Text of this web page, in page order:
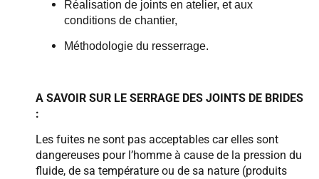
Réalisation de joints en atelier, et aux
conditions de chantier,
Méthodologie du resserrage.
A SAVOIR SUR LE SERRAGE DES JOINTS DE BRIDES
:
Les fuites ne sont pas acceptables car elles sont
dangereuses pour l’homme à cause de la pression du
fluide, de sa température ou de sa nature (produits